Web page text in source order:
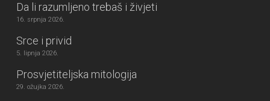
Da li razumljeno trebaš i živjeti
16. srpnja 2026.
Srce i privid
5. lipnja 2026.
Prosvjetiteljska mitologija
29. ožujka 2026.